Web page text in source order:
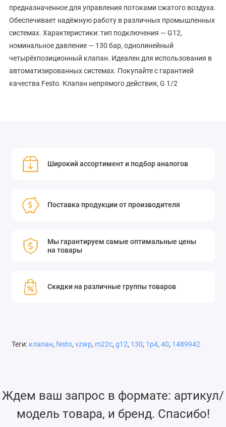
предназначенное для управления потоками сжатого воздуха.
Обеспечивает надёжную работу в различных промышленных
системах. Характеристики: тип подключения — G12,
номинальное давление — 130 бар, однолинейный
четырёхпозиционный клапан. Идеален для использования в
автоматизированных системах. Покупайте с гарантией
качества Festo. Клапан непрямого действия, G 1/2
Широкий ассортимент и подбор аналогов
Поставка продукции от производителя
Мы гарантируем самые оптимальные цены
на товары
Скидки на различные группы товаров
Теги: клапан, festo, vzwp, m22c, g12, 130, 1p4, 40, 1489942
Ждем ваш запрос в формате: артикул/
модель товара, и бренд. Спасибо!